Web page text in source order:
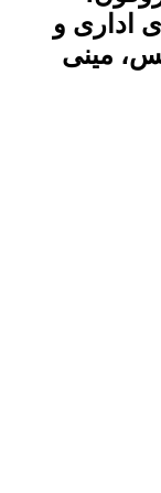
اداری و
مینی